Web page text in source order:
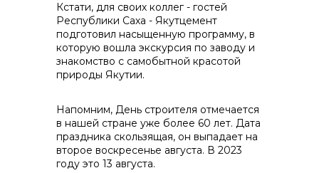
+7 (423) 234 50 50
info@vostokcement.ru
Кстати, для своих коллег - гостей
Республики Саха - Якутцемент
подготовил насыщенную программу, в
которую вошла экскурсия по заводу и
знакомство с самобытной красотой
природы Якутии.
Напомним, День строителя отмечается
в нашей стране уже более 60 лет. Дата
праздника скользящая, он выпадает на
второе воскресенье августа. В 2023
году это 13 августа.